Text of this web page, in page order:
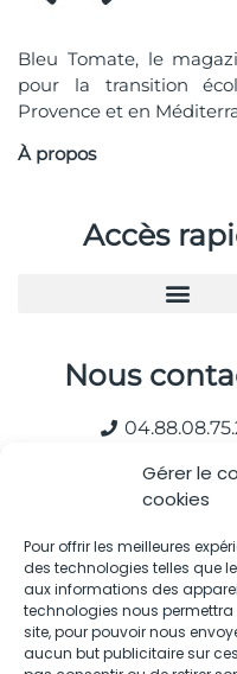
Gérer le
cookies
Pour offrir les meilleures
des technologies telles que
aux informations des
technologies nous
site, pour pouvoir nous
aucun but publicitaire sur
Bleu Tomate, le
pour la transition
Provence et en
À propos
Accès
Nous
Kit média Bleu
Nous